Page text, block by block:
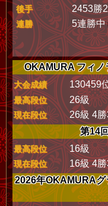
後手 2453勝
連勝 5連勝中
OKAMURA フィノ
大会成績 130459
最高段位 26級
現在段位
26級 4勝
第14
最高段位 16級
現在段位
16級 4
2026年OKAMURAグ